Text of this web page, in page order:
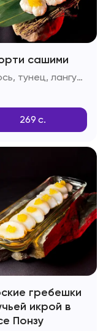
сашими
Лосось, тунец, лангустин, огурец, лимон, дайкон
269 с.
гребешки
икрой в
Понзу